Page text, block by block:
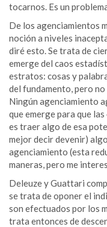
tocarnos. Es un
De los agenciamientos
noción a niveles
diré esto. Se trata de
emerge del caos
estratos: cosas y
del fundamento, pero no
Ningún agenciamiento
que emerge para que
es traer algo de esa
mejor decir devenir)
agenciamiento (esta
maneras, pero me
Deleuze y Guattari
se trata de oponer el
son efectuados por los
trata entonces de